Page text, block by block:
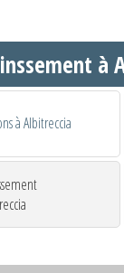
à
à Albitreccia